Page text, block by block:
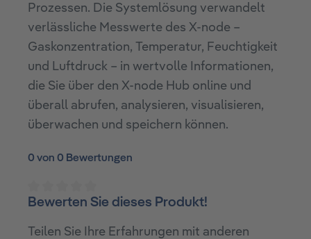
Prozessen. Die Systemlösung verwandelt
verlässliche Messwerte des X-node –
Gaskonzentration, Temperatur, Feuchtigkeit
und Luftdruck – in wertvolle Informationen,
die Sie über den X-node Hub online und
überall abrufen, analysieren, visualisieren,
überwachen und speichern können.
0 von 0 Bewertungen
Durchschnittliche Bewertung von 0 von 5 Sternen
Bewerten Sie dieses Produkt!
Teilen Sie Ihre Erfahrungen mit anderen